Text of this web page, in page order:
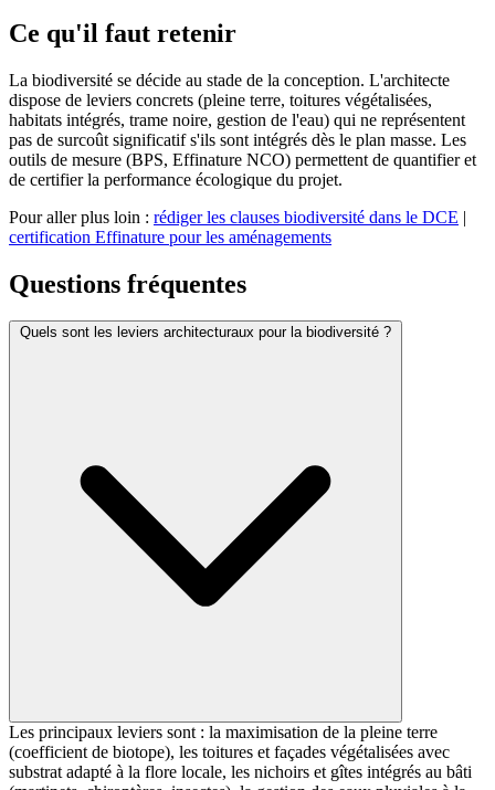
Ce qu'il faut retenir
La biodiversité se décide au stade de la conception. L'architecte
dispose de leviers concrets (pleine terre, toitures végétalisées,
habitats intégrés, trame noire, gestion de l'eau) qui ne représentent
pas de surcoût significatif s'ils sont intégrés dès le plan masse. Les
outils de mesure (BPS, Effinature NCO) permettent de quantifier et
de certifier la performance écologique du projet.
Pour aller plus loin : rédiger les clauses biodiversité dans le DCE |
certification Effinature pour les aménagements
Questions fréquentes
Quels sont les leviers architecturaux pour la biodiversité ?
Les principaux leviers sont : la maximisation de la pleine terre
(coefficient de biotope), les toitures et façades végétalisées avec
substrat adapté à la flore locale, les nichoirs et gîtes intégrés au bâti